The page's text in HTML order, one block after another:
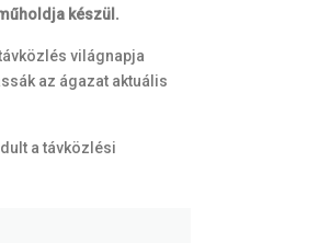
készül.
világnapja
az ágazat aktuális
a távközlési